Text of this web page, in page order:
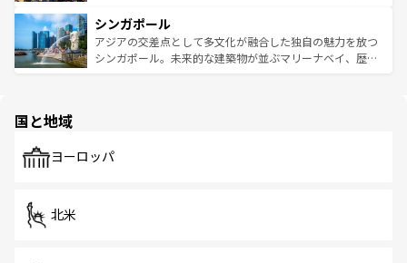
参照してほしい。
激する。気候は一年中温暖で、どの季節にも異なる楽しみ
が待っている。親しみやすいタイの人々、仏教を中心とし
た文化、そして多様な観光資源が、訪れる旅人を魅了し続
み、どこを訪れても感動するはず。観光スポットが密集し
ており、効率よく見どころを回れるのも魅力。息をのむよ
うな絶景から文化的な体験まで、香港を存分に楽しみ尽く
シンガポール
アジアの交差点として多文化が融合した独自の魅力を放つ
シンガポール。未来的な建築物が並ぶマリーナベイ、歴史
で、ホーカーズは地元の風情を楽しめる外せないスポット
国と地域
ヨーロッパ
北米